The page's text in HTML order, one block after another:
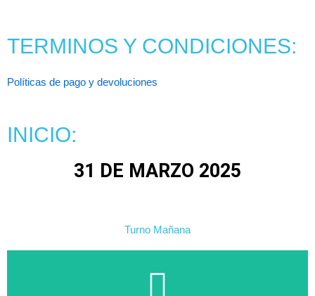
TERMINOS Y CONDICIONES:
Políticas de pago y devoluciones
INICIO:
31 DE MARZO 2025
Turno Mañana